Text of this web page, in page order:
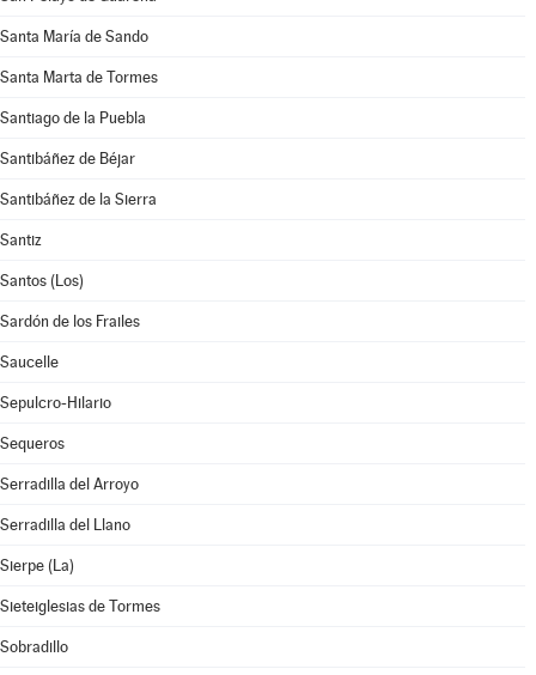
Santa María de Sando
Santa Marta de Tormes
Santiago de la Puebla
Santibáñez de Béjar
Santibáñez de la Sierra
Santiz
Santos (Los)
Sardón de los Frailes
Saucelle
Sepulcro-Hilario
Sequeros
Serradilla del Arroyo
Serradilla del Llano
Sierpe (La)
Sieteiglesias de Tormes
Sobradillo